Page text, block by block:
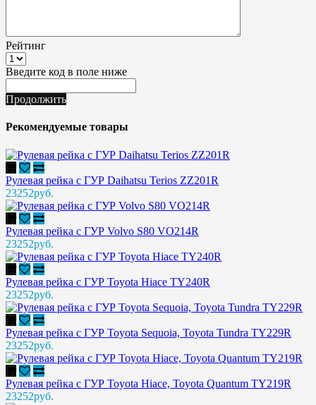
Рейтинг
Введите код в поле ниже
Продолжить
Рекомендуемые товары
Рулевая рейка с ГУР Daihatsu Terios ZZ201R
23252руб.
Рулевая рейка с ГУР Volvo S80 VO214R
23252руб.
Рулевая рейка с ГУР Toyota Hiace TY240R
23252руб.
Рулевая рейка с ГУР Toyota Sequoia, Toyota Tundra TY229R
23252руб.
Рулевая рейка с ГУР Toyota Hiace, Toyota Quantum TY219R
23252руб.